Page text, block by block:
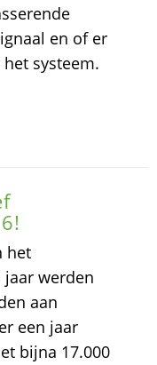
en of er
systeem.
het
werden
aan
een jaar
bijna 17.000